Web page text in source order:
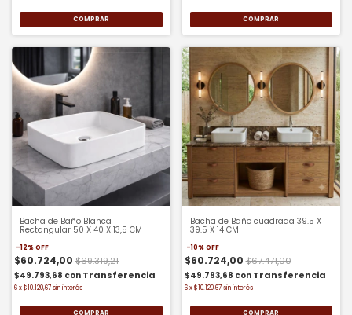
Bacha de Baño Blanca
Rectangular 50 X 40 X 13,5 CM
-12%OFF
$60.724,00 $69.319,21
$49.793,68 con
6x$10.120,67sin interés
Bacha de Baño cuadrada 39.5 X
39.5 X 14 CM
-10%OFF
$60.724,00$67.471,00
$49.793,68 con
6 x$10.120,67 sin interés